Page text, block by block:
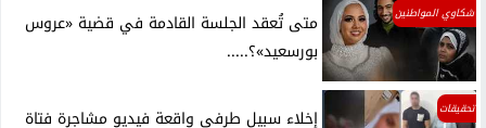
شكاوي المواطنين
متى تُعقد الجلسة القادمة في قضية «عروس
بورسعيد»؟.....
تحقيقات
إخلاء سبيل طرفي واقعة فيديو مشاجرة فتاة